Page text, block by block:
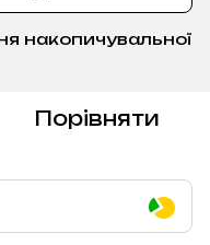
накопичувальної
Порівняти